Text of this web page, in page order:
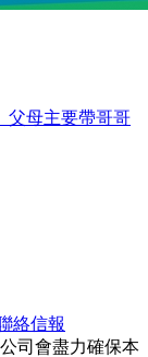
父母主要帶哥哥
絡信報
司會盡力確保本